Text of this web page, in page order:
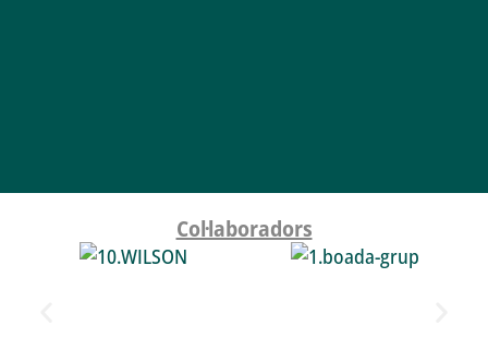
Col·laboradors